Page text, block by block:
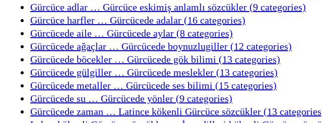
Gürcüce adlar … Gürcüce eskimiş anlamlı sözcükler (9 categories)
Gürcüce harfler … Gürcücede adalar (16 categories)
Gürcücede aile … Gürcücede aylar (8 categories)
Gürcücede ağaçlar … Gürcücede boynuzlugiller (12 categories)
Gürcücede böcekler … Gürcücede gök bilimi (13 categories)
Gürcücede gülgiller … Gürcücede meslekler (13 categories)
Gürcücede metaller … Gürcücede ses bilimi (15 categories)
Gürcücede su … Gürcücede yönler (9 categories)
Gürcücede zaman … Latince kökenli Gürcüce sözcükler (13